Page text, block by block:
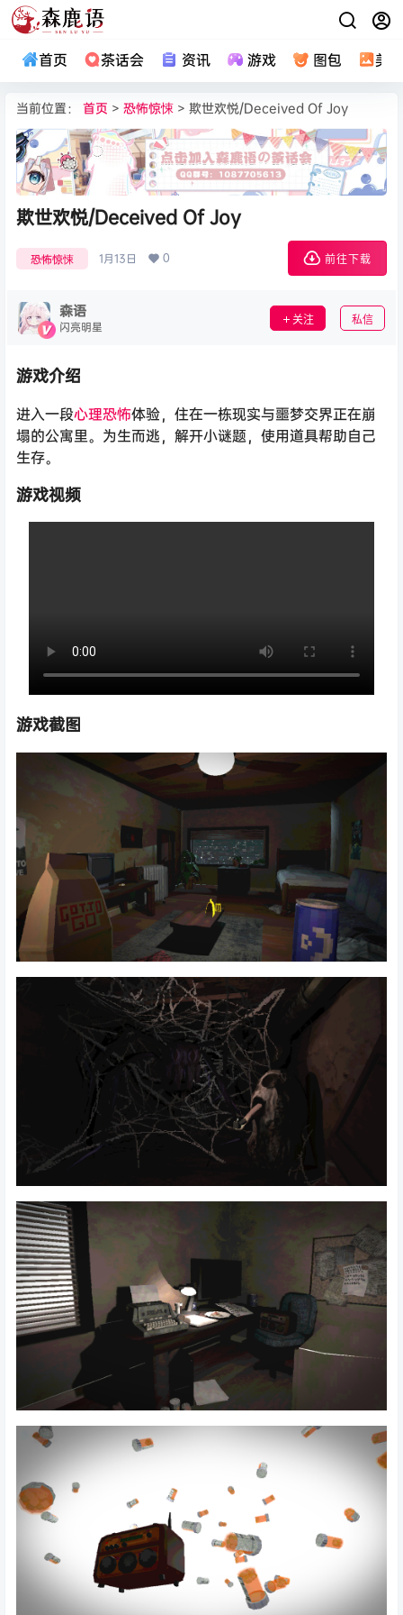
首页 茶话会 资讯 游戏 图包 美
当前位置： 首页 > 恐怖惊悚 > 欺世欢悦/Deceived Of Joy
欺世欢悦/Deceived Of Joy
恐怖惊悚 1月13日 0 前往下载
森语
闪亮明星 关注 私信
游戏介绍
进入一段心理恐怖体验，住在一栋现实与噩梦交界正在崩
塌的公寓里。为生而逃，解开小谜题，使用道具帮助自己
生存。
游戏视频
游戏截图